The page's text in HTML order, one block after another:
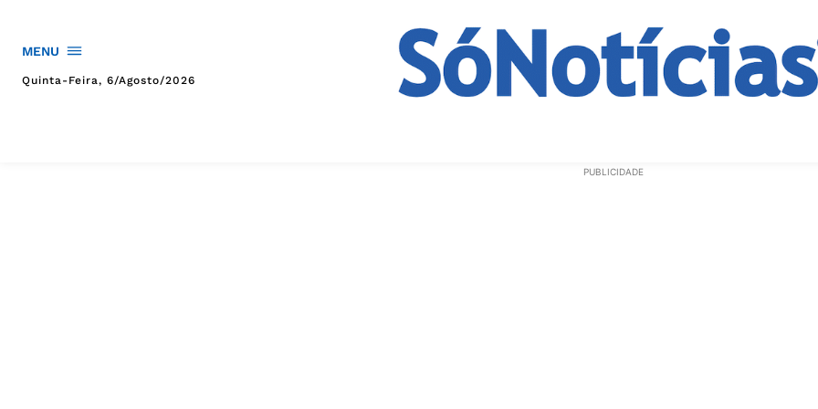
MENU
Quinta-Feira, 6/agosto/2026
PUBLICIDADE